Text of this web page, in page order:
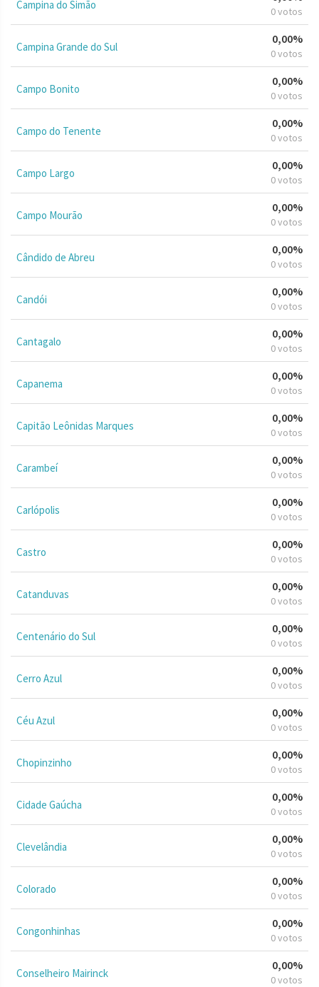
Campina do Simão 0 votos
Campina Grande do Sul
0,00%
0 votos
Campo Bonito
0,00%
0 votos
Campo do Tenente
0,00%
0 votos
Campo Largo
0,00%
0 votos
Campo Mourão
0,00%
0 votos
Cândido de Abreu
0,00%
0 votos
Candói
0,00%
0 votos
Cantagalo
0,00%
0 votos
Capanema
0,00%
0 votos
Capitão Leônidas Marques
0,00%
0 votos
Carambeí
0,00%
0 votos
Carlópolis
0,00%
0 votos
Castro
0,00%
0 votos
Catanduvas
0,00%
0 votos
Centenário do Sul
0,00%
0 votos
Cerro Azul
0,00%
0 votos
Céu Azul
0,00%
0 votos
Chopinzinho
0,00%
0 votos
Cidade Gaúcha
0,00%
0 votos
Clevelândia
0,00%
0 votos
Colorado
0,00%
0 votos
Congonhinhas
0,00%
0 votos
Conselheiro Mairinck
0,00%
0 votos